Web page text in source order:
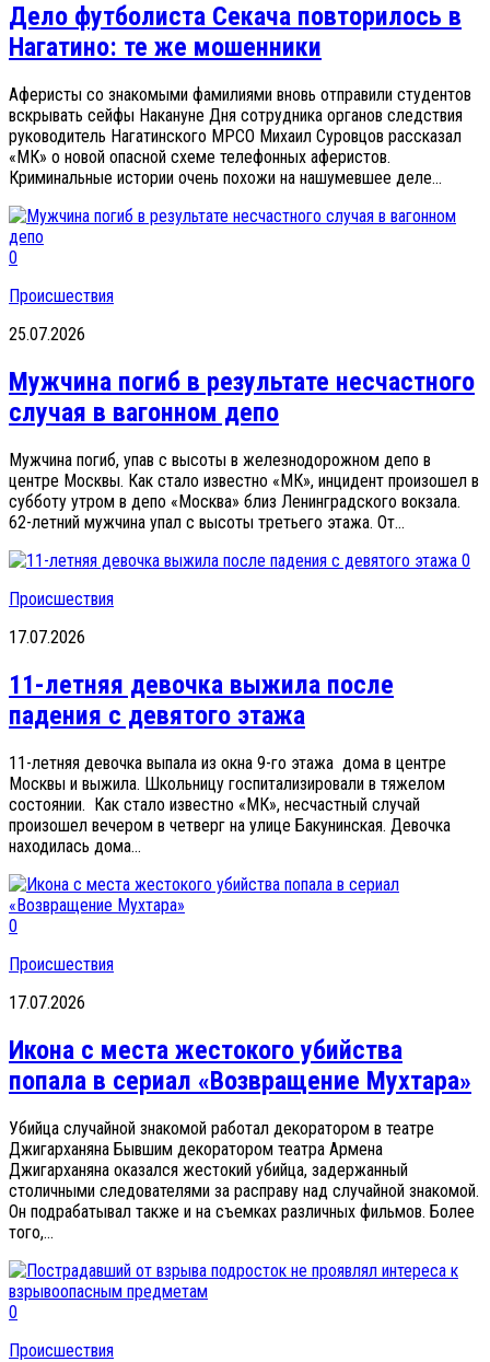
Дело футболиста Секача повторилось в
Нагатино: те же мошенники
Аферисты со знакомыми фамилиями вновь отправили студентов
вскрывать сейфы Накануне Дня сотрудника органов следствия
руководитель Нагатинского МРСО Михаил Суровцов рассказал
«МК» о новой опасной схеме телефонных аферистов.
Криминальные истории очень похожи на нашумевшее деле...
0
Происшествия
25.07.2026
Мужчина погиб в результате несчастного
случая в вагонном депо
Мужчина погиб, упав с высоты в железнодорожном депо в
центре Москвы. Как стало известно «МК», инцидент произошел в
субботу утром в депо «Москва» близ Ленинградского вокзала.
62-летний мужчина упал с высоты третьего этажа. От...
0
Происшествия
17.07.2026
11-летняя девочка выжила после
падения с девятого этажа
11-летняя девочка выпала из окна 9-го этажа дома в центре
Москвы и выжила. Школьницу госпитализировали в тяжелом
состоянии. Как стало известно «МК», несчастный случай
произошел вечером в четверг на улице Бакунинская. Девочка
находилась дома...
0
Происшествия
17.07.2026
Икона с места жестокого убийства
попала в сериал «Возвращение Мухтара»
Убийца случайной знакомой работал декоратором в театре
Джигарханяна Бывшим декоратором театра Армена
Джигарханяна оказался жестокий убийца, задержанный
столичными следователями за расправу над случайной знакомой.
Он подрабатывал также и на съемках различных фильмов. Более
того,...
0
Происшествия